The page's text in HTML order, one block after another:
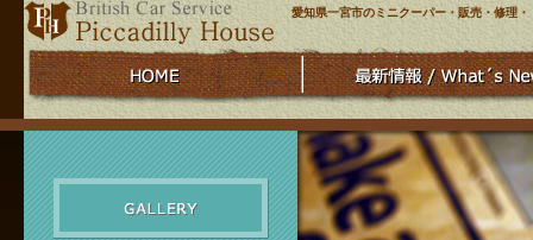
愛知県一宮市のミニクーパー・販売・修理